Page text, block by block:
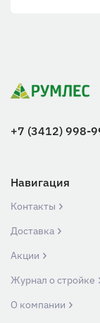
+7 (3412) 998-
Навигация
Контакты
Доставка
Акции
Журнал о стройке
О компании